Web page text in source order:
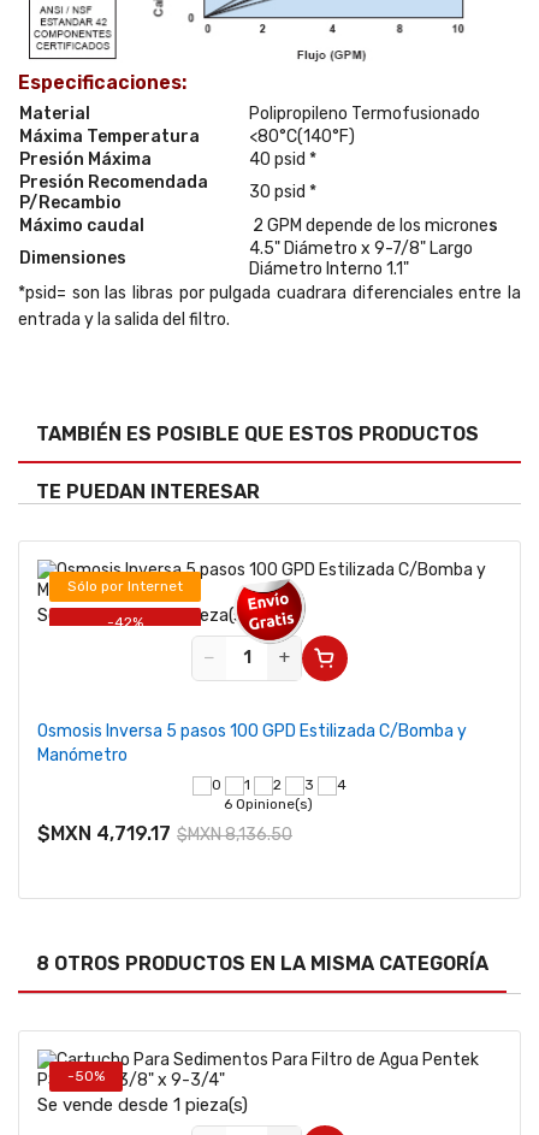
Especificaciones:
Material
Polipropileno Termofusionado
Máxima Temperatura
<80°C(140°F)
Presión Máxima
40 psid *
Presión Recomendada
P/Recambio
30 psid *
Máximo caudal
2 GPM depende de los micrones
Dimensiones
4.5" Diámetro x 9-7/8" Largo
Diámetro Interno 1.1"
*psid= son las libras por pulgada cuadrara diferenciales entre la
entrada y la salida del filtro.
TAMBIÉN ES POSIBLE QUE ESTOS PRODUCTOS
TE PUEDAN INTERESAR
Sólo por Internet
-42%
Se vende desde 1 pieza(s)
−
+
Osmosis Inversa 5 pasos 100 GPD Estilizada C/Bomba y
Manómetro
6 Opinione(s)
$MXN 4,719.17 $MXN 8,136.50
8 OTROS PRODUCTOS EN LA MISMA CATEGORÍA
-50%
Se vende desde 1 pieza(s)